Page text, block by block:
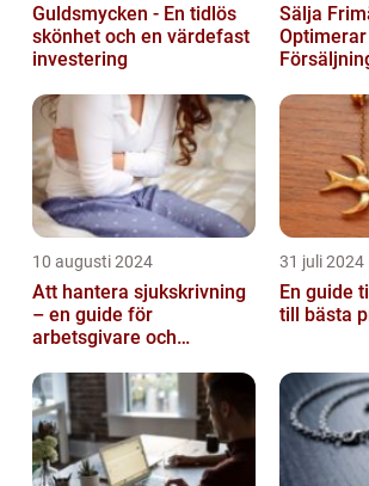
Guldsmycken - En tidlös
skönhet och en värdefast
investering
Sälja
Optimerar
10 augusti 2024
Att hantera sjukskrivning
– en guide för
arbetsgivare och
31 juli 2024
En guide
till bästa